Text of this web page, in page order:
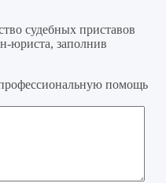
судебных приставов
юриста, заполнив
помощь